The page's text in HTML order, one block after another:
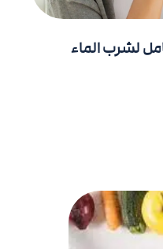
لشرب الماء